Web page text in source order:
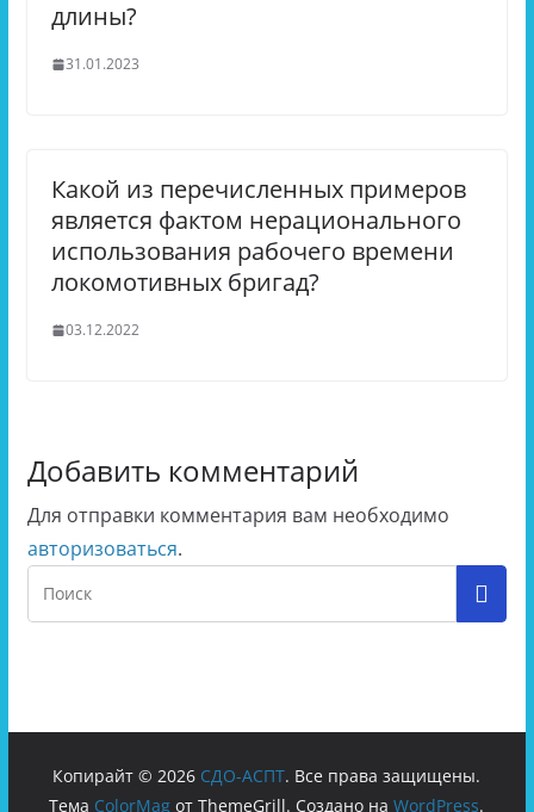
длины?
31.01.2023
Какой из перечисленных примеров
является фактом нерационального
использования рабочего времени
локомотивных бригад?
03.12.2022
Добавить комментарий
Для отправки комментария вам необходимо
авторизоваться.
Копирайт © 2026 СДО-АСПТ. Все права защищены.
Тема ColorMag от ThemeGrill. Создано наWordPress.